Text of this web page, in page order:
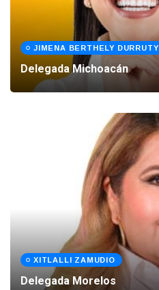
JIMENA BERTHELY DURRUTY
Delegada Michoacán
XITLALLI ZAMUDIO
Delegada Morelos